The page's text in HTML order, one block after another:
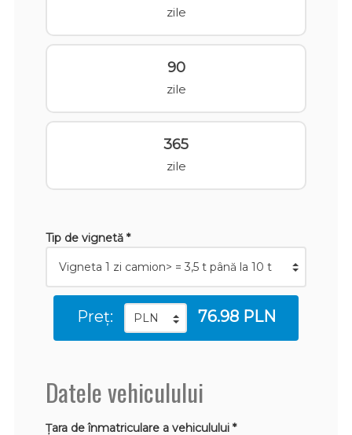
zile
90
zile
365
zile
Tip de vignetă *
Preț: 76.98 PLN
Datele vehiculului
Țara de înmatriculare a vehiculului *